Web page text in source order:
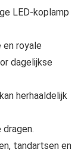
LED-koplamp
royale
dagelijkse
herhaaldelijk
tandartsen en